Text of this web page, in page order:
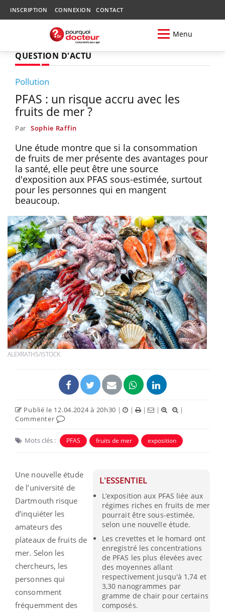
INSCRIPTION CONNEXION CONTACT
Menu
QUESTION D'ACTU
Pollution
PFAS : un risque accru avec les
fruits de mer ?
Par Sophie Raffin
Une étude montre que si la consommation
de fruits de mer présente des avantages pour
la santé, elle peut être une source
d'exposition aux PFAS sous-estimée, surtout
pour les personnes qui en mangent
beaucoup.
ALEXRATHS/ISTOCK
Publié le 12.04.2024 à 20h30 | | | |
|
Commenter
Mots clés : PFAS fruits de mer exposition
L'ESSENTIEL
L’exposition aux PFAS liée aux
régimes riches en fruits de mer
pourrait être sous-estimée,
selon une nouvelle étude.
Les crevettes et le homard ont
enregistré les concentrations
de PFAS les plus élevées avec
des moyennes allant
respectivement jusqu'à 1,74 et
3,30 nanogrammes par
gramme de chair pour certains
composés.
Une nouvelle étude
de l’université de
Dartmouth risque
d’inquiéter les
amateurs des
plateaux de fruits de
mer. Selon les
chercheurs, les
personnes qui
consomment
fréquemment des